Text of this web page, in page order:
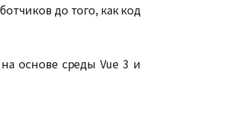
до того, как код
основе среды Vue 3 и